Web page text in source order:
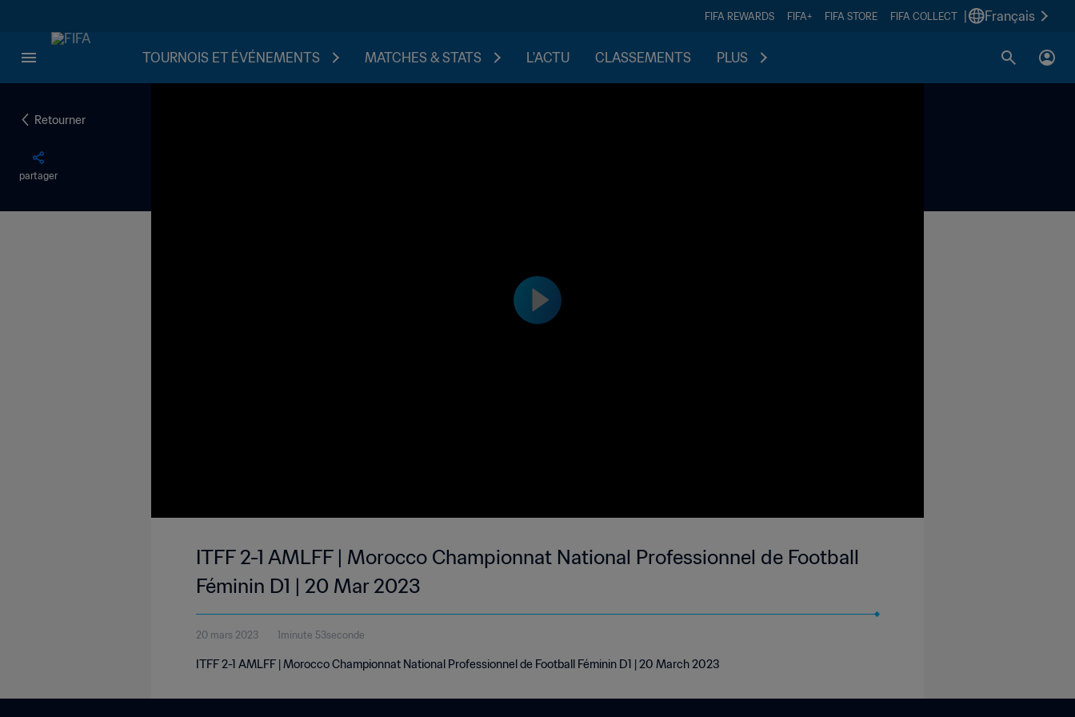
FIFA REWARDS FIFA+ FIFA STORE FIFA COLLECT Français
TOURNOIS ET ÉVÉNEMENTS MATCHES & STATS L'ACTU CLASSEMENTS PLUS
Retourner
partager
ITFF 2-1 AMLFF | Morocco Championnat National Professionnel de Football
Féminin D1 | 20 Mar 2023
20 mars 2023 1minute 53seconde
ITFF 2-1 AMLFF | Morocco Championnat National Professionnel de Football Féminin D1 | 20 March 2023